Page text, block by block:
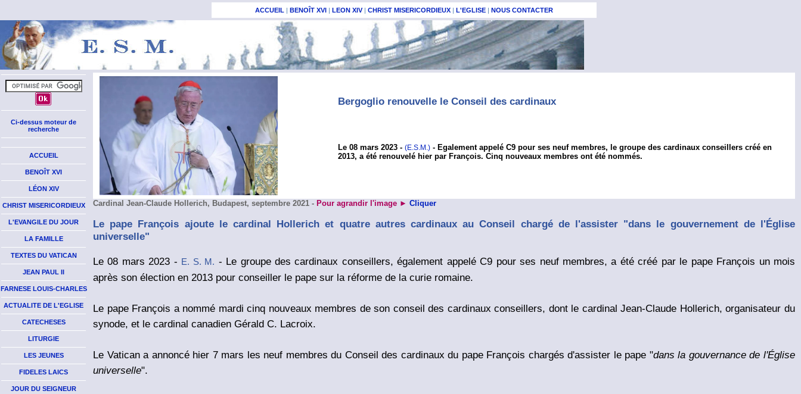
ACCUEIL | BENOÎT XVI | LEON XIV| CHRIST MISERICORDIEUX | L'EGLISE | NOUS CONTACTER
Ci-dessus moteur de
recherche
ACCUEIL
BENOÎT XVI
LÉON XIV
CHRIST MISERICORDIEUX
L'EVANGILE DU JOUR
LA FAMILLE
TEXTES DU VATICAN
JEAN PAUL II
FARNESE LOUIS-CHARLES
ACTUALITE DE L'EGLISE
CATECHESES
LITURGIE
LES JEUNES
FIDELES LAICS
JOUR DU SEIGNEUR
Bergoglio renouvelle le Conseil des cardinaux
Le 08 mars 2023 - (E.S.M.) - Egalement appelé C9 pour ses neuf membres, le groupe des cardinaux conseillers créé en
2013, a été renouvelé hier par François. Cinq nouveaux membres ont été nommés.
Cardinal Jean-Claude Hollerich, Budapest, septembre 2021 - Pour agrandir l'image ► Cliquer
Le pape François ajoute le cardinal Hollerich et quatre autres cardinaux au Conseil chargé de l'assister "dans le gouvernement de l'Église
universelle"
Le 08 mars 2023 - E. S. M. - Le groupe des cardinaux conseillers, également appelé C9 pour ses neuf membres, a été créé par le pape François un mois
après son élection en 2013 pour conseiller le pape sur la réforme de la curie romaine.
Le pape François a nommé mardi cinq nouveaux membres de son conseil des cardinaux conseillers, dont le cardinal Jean-Claude Hollerich, organisateur du
synode, et le cardinal canadien Gérald C. Lacroix.
Le Vatican a annoncé hier 7 mars les neuf membres du Conseil des cardinaux du pape François chargés d'assister le pape "dans la gouvernance de l'Église
universelle".